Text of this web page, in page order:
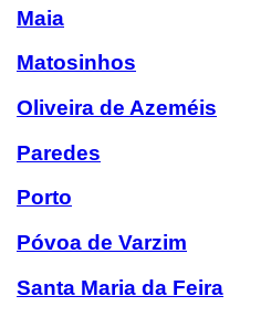
Maia
Matosinhos
Oliveira de Azeméis
Paredes
Porto
Póvoa de Varzim
Santa Maria da Feira